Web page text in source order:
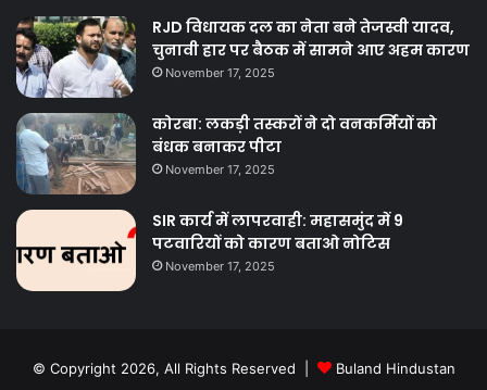
RJD विधायक दल का नेता बने तेजस्वी यादव,
चुनावी हार पर बैठक में सामने आए अहम कारण
November 17, 2025
कोरबा: लकड़ी तस्करों ने दो वनकर्मियों को
बंधक बनाकर पीटा
November 17, 2025
SIR कार्य में लापरवाही: महासमुंद में 9
पटवारियों को कारण बताओ नोटिस
November 17, 2025
© Copyright 2026, All Rights Reserved | Buland Hindustan